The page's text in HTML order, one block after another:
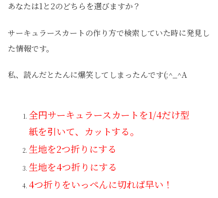
あなたは1と2のどちらを選びますか？
サーキュラースカートの作り方で検索していた時に発見し
た情報です。
私、読んだとたんに爆笑してしまったんです(;^_^A
全円サーキュラースカートを1/4だけ型
紙を引いて、カットする。
生地を2つ折りにする
生地を4つ折りにする
4つ折りをいっぺんに切れば早い！